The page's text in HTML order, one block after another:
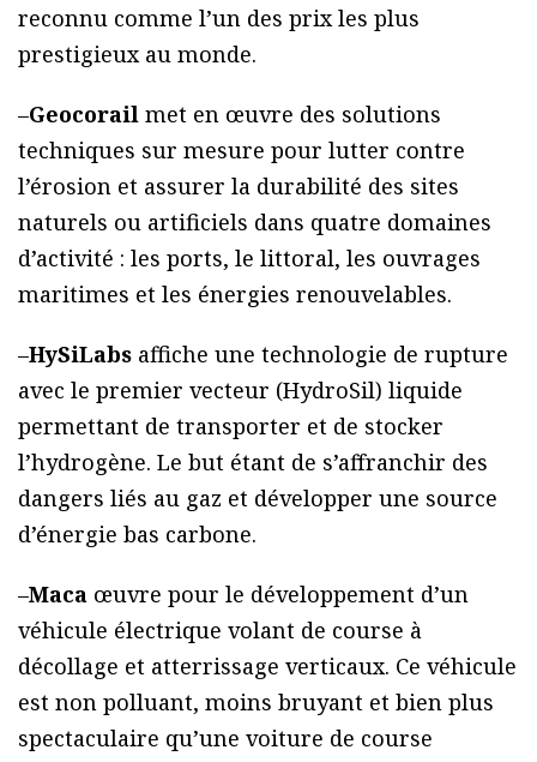
reconnu comme l’un des prix les plus
prestigieux au monde.
–Geocorail met en œuvre des solutions
techniques sur mesure pour lutter contre
l’érosion et assurer la durabilité des sites
naturels ou artificiels dans quatre domaines
d’activité : les ports, le littoral, les ouvrages
maritimes et les énergies renouvelables.
–HySiLabs affiche une technologie de rupture
avec le premier vecteur (HydroSil) liquide
permettant de transporter et de stocker
l’hydrogène. Le but étant de s’affranchir des
dangers liés au gaz et développer une source
d’énergie bas carbone.
–Maca œuvre pour le développement d’un
véhicule électrique volant de course à
décollage et atterrissage verticaux. Ce véhicule
est non polluant, moins bruyant et bien plus
spectaculaire qu’une voiture de course